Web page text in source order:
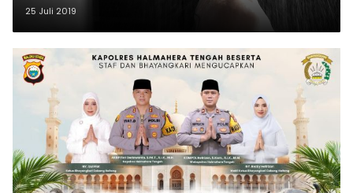
25 Juli 2019